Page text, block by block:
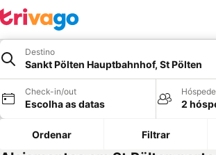
Destino
Sankt Pölten Hauptbahnhof, St Pölten
Check-in/out
Escolha as datas 2
Ordenar Filtrar